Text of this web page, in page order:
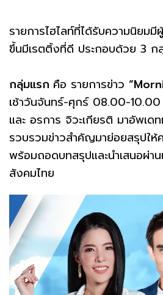
รายการไฮไลท์ที่ได้รับความนิยม
ขึ้นมีเรตติ้งที่ดี ประกอบด้วย 3 ก
กลุ่มแรก คือ รายการข่าว
เช้าวันจันทร์-ศุกร์ 08.00-
และ อรการ จิวะเกียรติ มาอัพเด
รวบรวมข่าวสำคัญมาย่อยสรุปให้
พร้อมถอดบทสรุปและนําเสนอผ่า
สังคมไทย